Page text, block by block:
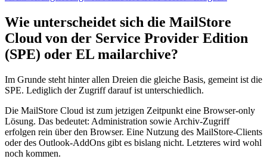
Wie unterscheidet sich die MailStore
Cloud von der Service Provider Edition
(SPE) oder EL mailarchive?
Im Grunde steht hinter allen Dreien die gleiche Basis, gemeint ist die
SPE. Lediglich der Zugriff darauf ist unterschiedlich.
Die MailStore Cloud ist zum jetzigen Zeitpunkt eine Browser-only
Lösung. Das bedeutet: Administration sowie Archiv-Zugriff
erfolgen rein über den Browser. Eine Nutzung des MailStore-Clients
oder des Outlook-AddOns gibt es bislang nicht. Letzteres wird wohl
noch kommen.